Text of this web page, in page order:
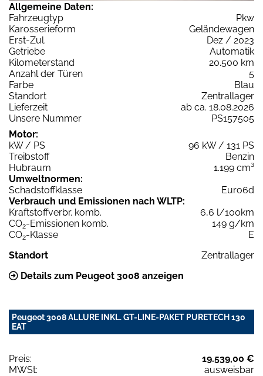
Allgemeine Daten:
Fahrzeugtyp
Pkw
Karosserieform
Geländewagen
Erst-Zul.
Dez / 2023
Getriebe
Automatik
Kilometerstand
20.500 km
Anzahl der Türen
5
Farbe
Blau
Standort
Zentrallager
Lieferzeit
ab ca. 18.08.2026
Unsere Nummer
PS157505
Motor:
kW / PS
96 kW / 131 PS
Treibstoff
Benzin
Hubraum
1.199 cm³
Umweltnormen:
Schadstoffklasse
Euro6d
Verbrauch und Emissionen nach WLTP:
Kraftstoffverbr. komb.
6,6 l/100km
CO2-Emissionen komb.
149 g/km
CO2-Klasse
E
Standort
Zentrallager
Details zum Peugeot 3008 anzeigen
Peugeot 3008 ALLURE INKL. GT-LINE-PAKET PURETECH 130
EAT
Preis:
19.539,00 €
MWSt:
ausweisbar